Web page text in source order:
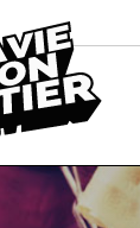
ÉCOLE